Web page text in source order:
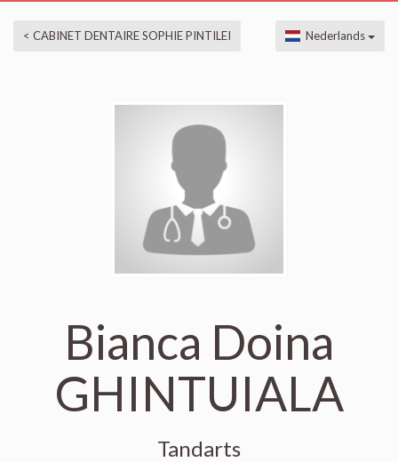
< CABINET DENTAIRE SOPHIE PINTILEI Nederlands
Bianca Doina
GHINTUIALA
Tandarts